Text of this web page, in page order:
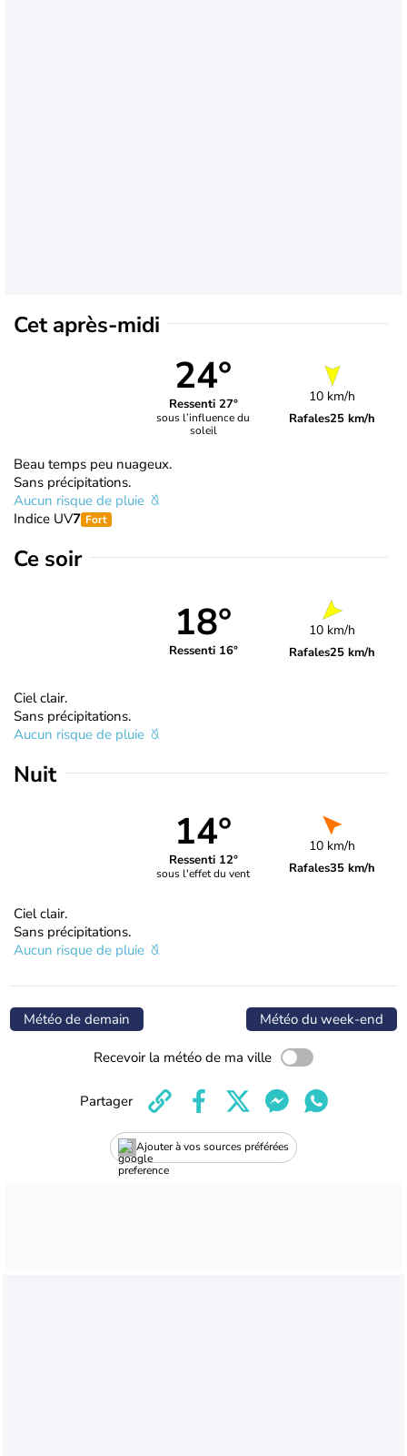
Cet après-midi
24°
Ressenti 27°
sous l’influence du
soleil
10 km/h
Rafales25 km/h
Beau temps peu nuageux.
Sans précipitations.
Aucun risque de pluie
Indice UV7 Fort
Ce soir
18°
Ressenti 16°
10 km/h
Rafales25 km/h
Ciel clair.
Sans précipitations.
Aucun risque de pluie
Nuit
14°
Ressenti 12°
sous l'effet du vent
10 km/h
Rafales35 km/h
Ciel clair.
Sans précipitations.
Aucun risque de pluie
Météo de demain Météo du week-end
Recevoir la météo de ma ville
Ajouter à vos sources préférées
Partager